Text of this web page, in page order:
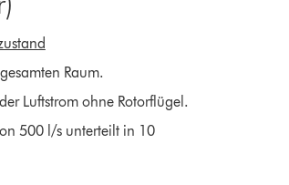
Raum.
Luftstrom ohne Rotorflügel.
500 l/s unterteilt in 10